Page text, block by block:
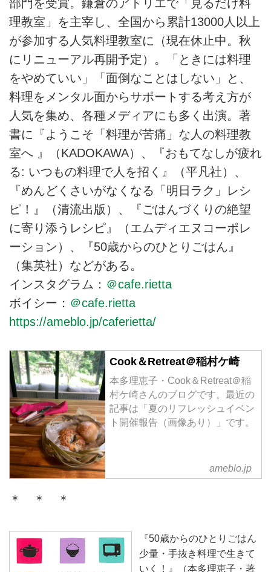
部門を受賞。鎌倉のアトリエで「見るだけ料
理教室」を主宰し、全国から累計13000人以上
が参加する人気料理教室に（現在休止中。秋
にリニューアル再開予定）。「ときには料理
をやめていい」「面倒なことはしない」と、
料理をメンタル面からサポートする考え方が
人気を集め、各種メディアにも多く出演。著
書に『ようこそ「料理が苦痛」な人の料理教
室へ 』（KADOKAWA）、『おもてなしが疲れ
る: いつもの料理で人を招く』（平凡社）、
『めんどくさいがなくなる「明日ラク」レシ
ピ！』（清流出版）、『ごはんづくりの絶望
に寄り添うレシピ』（エムディエヌコーポレ
ーション）、『50歳からのひとりごはん』
（集英社）などがある。
インスタグラム： ＠cafe.rietta
ボイシー： ＠cafe.rietta
https://ameblo.jp/caferietta/
Cook＆Retreat＠稲村ケ崎
本多理恵子・Cook＆Retreat＠稲
村ケ崎さんのブログです。最近の
記事は「夏のリフレッシュイベン
ト開催報告（画像あり）」です。
ameblo.jp
＊ ＊ ＊
『50歳からのひとりごはん
少量・手抜き料理で生きて
いく！』（本多理恵子・著